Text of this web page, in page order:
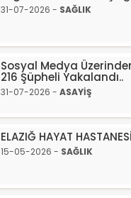
31-07-2026 - SAĞLIK
Sosyal Medya
216 Şüpheli Yakalandı..
31-07-2026 - ASAYİŞ
ELAZIĞ HAYAT HASTANESİ
15-05-2026 - SAĞLIK